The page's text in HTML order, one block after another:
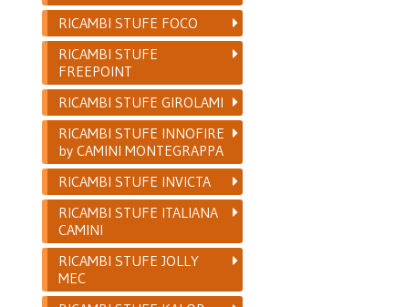
RICAMBI STUFE FOCO
RICAMBI STUFE
FREEPOINT
RICAMBI STUFE GIROLAMI
RICAMBI STUFE INNOFIRE
by CAMINI MONTEGRAPPA
RICAMBI STUFE INVICTA
RICAMBI STUFE ITALIANA
CAMINI
RICAMBI STUFE JOLLY
MEC